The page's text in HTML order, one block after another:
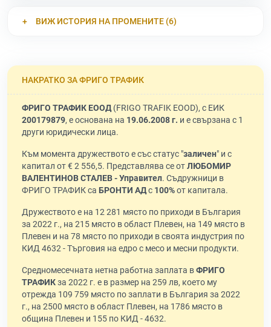
ВИЖ ИСТОРИЯ НА ПРОМЕНИТЕ (6)
НАКРАТКО ЗА ФРИГО ТРАФИК
ФРИГО ТРАФИК ЕООД(FRIGO TRAFIK EOOD), с ЕИК
200179879, е основана на 19.06.2008 г. и е свързана с 1
други юридически лица.
Към момента дружеството е със статус "заличен" и с
капитал от € 2 556,5. Представлява се отЛЮБОМИР
ВАЛЕНТИНОВ СТАЛЕВ - Управител. Съдружници в
ФРИГО ТРАФИК са БРОНТИ АДс 100%от капитала.
Дружеството е на 12 281 място по приходи в България
за 2022 г., на 215 място в област Плевен, на 149 място в
Плевен и на 78 място по приходи в своята индустрия по
КИД 4632 - Търговия на едро с месо и месни продукти.
Средномесечната нетна работна заплата вФРИГО
ТРАФИКза 2022 г. е в размер на 259 лв, което му
отрежда 109 759 място по заплати в България за 2022
г., на 2500 място в област Плевен, на 1786 място в
община Плевен и 155 по КИД - 4632.